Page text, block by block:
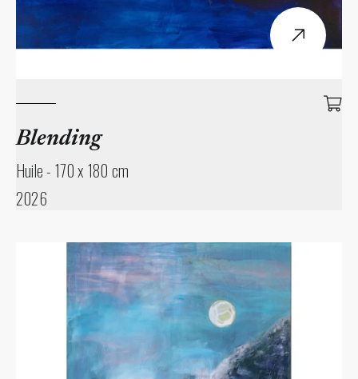
Blending
Huile- 170 x 180 cm
2026